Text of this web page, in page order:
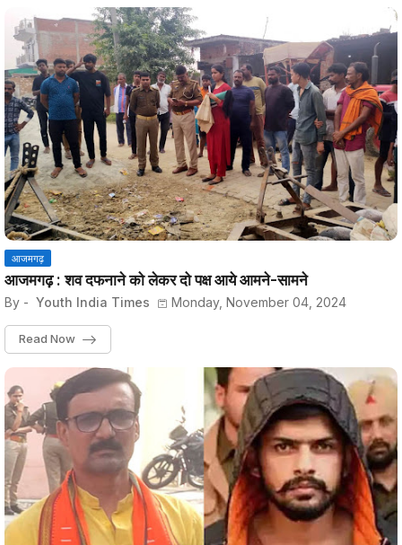
आजमगढ़
आजमगढ़ : शव दफनाने को लेकर दो पक्ष आये आमने-सामने
By - Youth India Times Monday, November 04, 2024
Read Now